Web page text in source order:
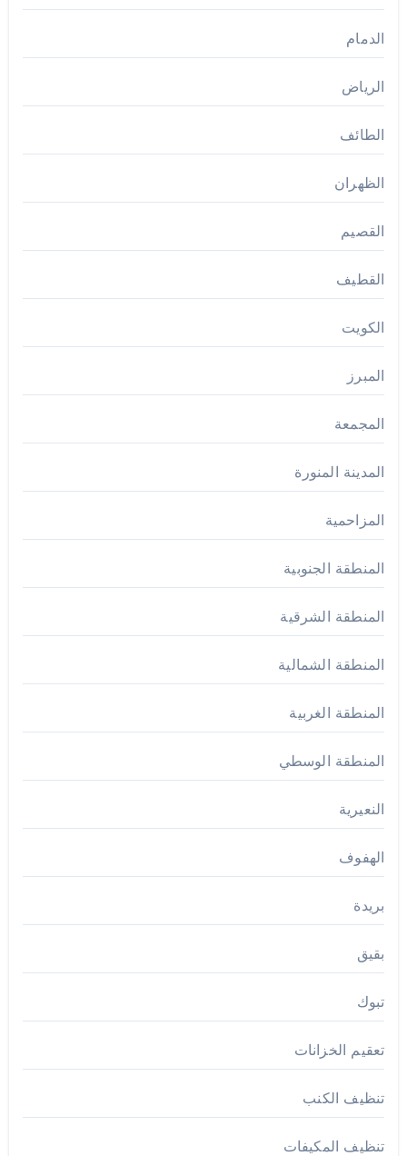
الدمام
الرياض
الطائف
الظهران
القصيم
القطيف
الكويت
المبرز
المجمعة
المدينة المنورة
المزاحمية
المنطقة الجنوبية
المنطقة الشرقية
المنطقة الشمالية
المنطقة الغربية
المنطقة الوسطي
النعيرية
الهفوف
بريدة
بقيق
تبوك
تعقيم الخزانات
تنظيف الكنب
تنظيف المكيفات